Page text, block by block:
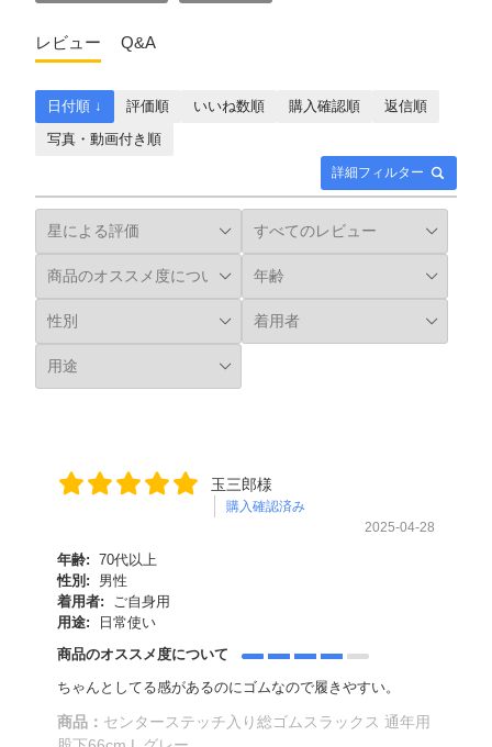
レビュー Q&A
詳細フィルター
日付順 ↓ 評価順 いいね数順 購入確認順
返信順
写真・動画付き順
玉三郎様
購入確認済み
2025-04-28
年齢: 70代以上
性別:
男性
着用者:
ご自身用
用途:
日常使い
商品のオススメ度について
ちゃんとしてる感があるのにゴムなので履きやすい。
商品： センターステッチ入り総ゴムスラックス 通年用